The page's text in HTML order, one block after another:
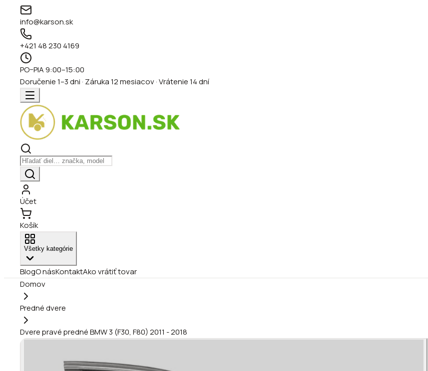
info@karson.sk
+421 48 230 4169
PO–PIA 9:00–15:00
Doručenie 1–3 dni · Záruka 12 mesiacov · Vrátenie 14 dní
Účet
Košík
Všetky kategórie
BlogO násKontaktAko vrátiť tovar
Domov
Predné dvere
Dvere pravé predné BMW 3 (F30, F80) 2011 - 2018